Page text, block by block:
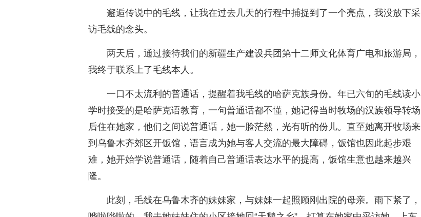
邂逅传说中的毛线，让我在过去几天的行程中捕捉到了一个亮点，我没放下采
访毛线的念头。
两天后，通过接待我们的新疆生产建设兵团第十二师文化体育广电和旅游局，
我终于联系上了毛线本人。
一口不太流利的普通话，提醒着我毛线的哈萨克族身份。年已六旬的毛线读小
学时接受的是哈萨克语教育，一句普通话都不懂，她记得当时牧场的汉族领导转场
后住在她家，他们之间说普通话，她一脸茫然，光有听的份儿。直至她离开牧场来
到乌鲁木齐郊区开饭馆，语言成为她与客人交流的最大障碍，饭馆也因此起步艰
难，她开始学说普通话，随着自己普通话表达水平的提高，饭馆生意也越来越兴
隆。
此刻，毛线在乌鲁木齐的妹妹家，与妹妹一起照顾刚出院的母亲。雨下紧了，